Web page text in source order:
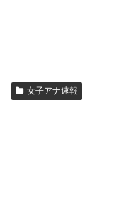
女子アナ速報